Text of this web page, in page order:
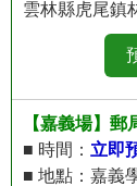
雲林縣虎尾鎮
【嘉義場】
■ 時間： 立即
■ 地點：嘉義